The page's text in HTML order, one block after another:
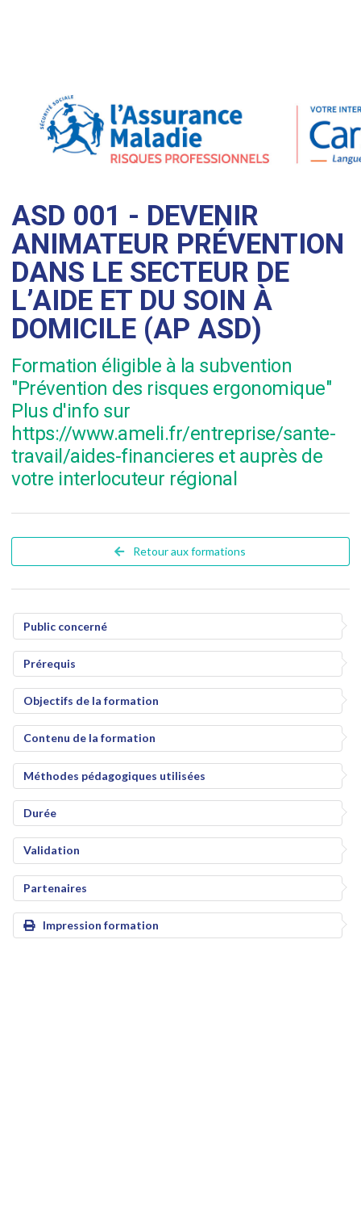
ASD 001 - DEVENIR
ANIMATEUR PRÉVENTION
DANS LE SECTEUR DE
L’AIDE ET DU SOIN À
DOMICILE (AP ASD)
Formation éligible à la subvention
"Prévention des risques ergonomique"
Plus d'info sur
https://www.ameli.fr/entreprise/sante-
travail/aides-financieres et auprès de
votre interlocuteur régional
Retour aux formations
Public concerné
Prérequis
Objectifs de la formation
Contenu de la formation
Méthodes pédagogiques utilisées
Durée
Validation
Partenaires
Impression formation